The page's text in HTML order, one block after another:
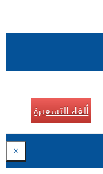
ألغاء التسعيرة
×